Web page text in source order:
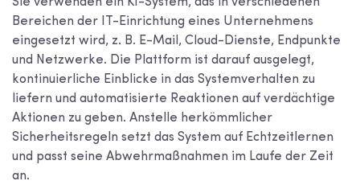
Bereichen der IT-Einrichtung eines Unternehmens
eingesetzt wird, z. B. E-Mail, Cloud-Dienste, Endpunkte
und Netzwerke. Die Plattform ist darauf ausgelegt,
kontinuierliche Einblicke in das Systemverhalten zu
liefern und automatisierte Reaktionen auf verdächtige
Aktionen zu geben. Anstelle herkömmlicher
Sicherheitsregeln setzt das System auf Echtzeitlernen
und passt seine Abwehrmaßnahmen im Laufe der Zeit
an.